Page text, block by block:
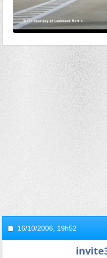
16/10/2006, 19h52